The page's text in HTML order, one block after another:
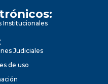
Institucionales
Judiciales
de uso